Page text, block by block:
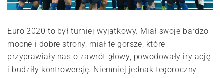
Euro 2020 to był turniej wyjątkowy. Miał swoje bardzo
mocne i dobre strony, miał te gorsze, które
przyprawiały nas o zawrót głowy, powodowały irytację
i budziły kontrowersję. Niemniej jednak tegoroczny